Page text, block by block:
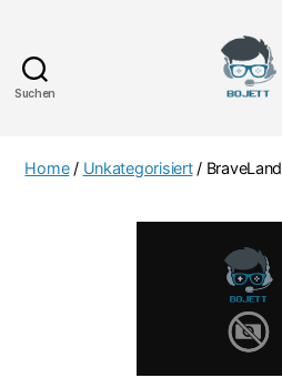
Suchen
Home/ Unkategorisiert/ BraveLand